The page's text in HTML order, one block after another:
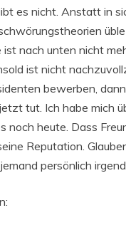
es nicht. Anstatt in
nach unten nicht
ist nicht
bewerben,
tut. Ich habe mich
noch heute. Dass
Reputation.
persönlich